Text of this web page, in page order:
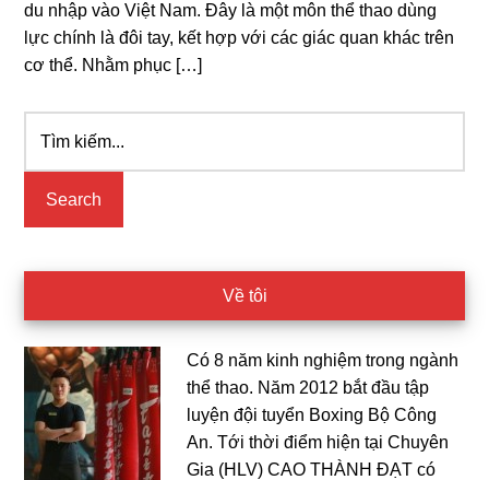
du nhập vào Việt Nam. Đây là một môn thể thao dùng
lực chính là đôi tay, kết hợp với các giác quan khác trên
cơ thể. Nhằm phục […]
Primary
Sidebar
kiếm...
Về tôi
Có 8 năm kinh nghiệm trong ngành
thể thao. Năm 2012 bắt đầu tập
luyện đội tuyển Boxing Bộ Công
An. Tới thời điểm hiện tại Chuyên
Gia (HLV) CAO THÀNH ĐẠT có